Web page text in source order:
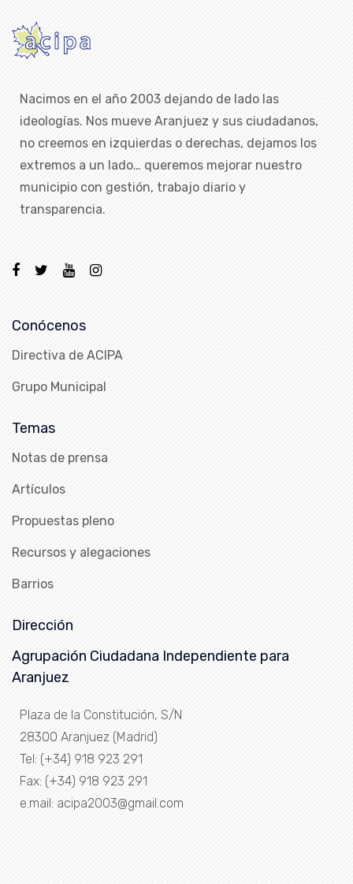
Nacimos en el año 2003 dejando de lado las
ideologías. Nos mueve Aranjuez y sus ciudadanos,
no creemos en izquierdas o derechas, dejamos los
extremos a un lado… queremos mejorar nuestro
municipio con gestión, trabajo diario y
transparencia.
Conócenos
Directiva de ACIPA
Grupo Municipal
Temas
Notas de prensa
Artículos
Propuestas pleno
Recursos y alegaciones
Barrios
Dirección
Agrupación Ciudadana Independiente para
Aranjuez
Plaza de la Constitución, S/N
28300 Aranjuez (Madrid)
Tel: (+34) 918 923 291
Fax: (+34) 918 923 291
e.mail: acipa2003@gmail.com